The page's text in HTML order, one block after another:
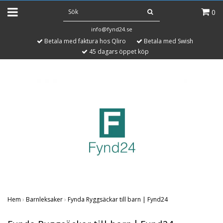
0
info@fynd24.se
Betala med faktura hos Qliro
Betala med Swish
45 dagars öppet köp
Hem › Barnleksaker› Fynda Ryggsäckar till barn | Fynd24